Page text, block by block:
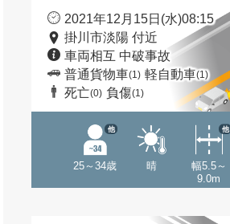
2021年12月15日(水)08:15
掛川市淡陽 付近
車両相互 中破事故
普通貨物車(1) 軽自動車(1)
死亡(0) 負傷(1)
25～34歳
他
晴
幅5.5～
9.0m
他